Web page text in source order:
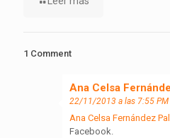
1 Comment
Ana Celsa
22/11/2013 a las 7:55 PM
Ana Celsa Fernández
Facebook.